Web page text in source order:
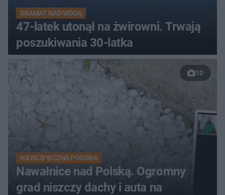
DRAMAT NAD WODĄ
47-latek utonął na żwirowni. Trwają
poszukiwania 30-latka
10
NIEBEZPIECZNA POGODA
Nawałnice nad Polską. Ogromny
grad niszczy dachy i auta na